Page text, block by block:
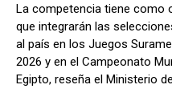
La competencia tiene como
que integrarán las
al país en los Juegos
2026 y en el Campeonato
Egipto, reseña el Ministerio